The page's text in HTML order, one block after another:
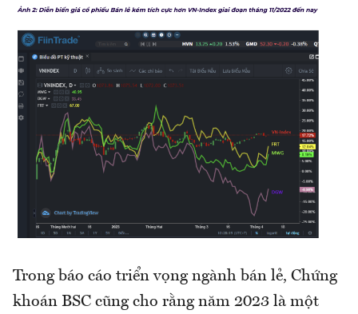
Trong báo cáo triển vọng ngành bán lẻ, Chứng
khoán BSC cũng cho rằng năm 2023 là một